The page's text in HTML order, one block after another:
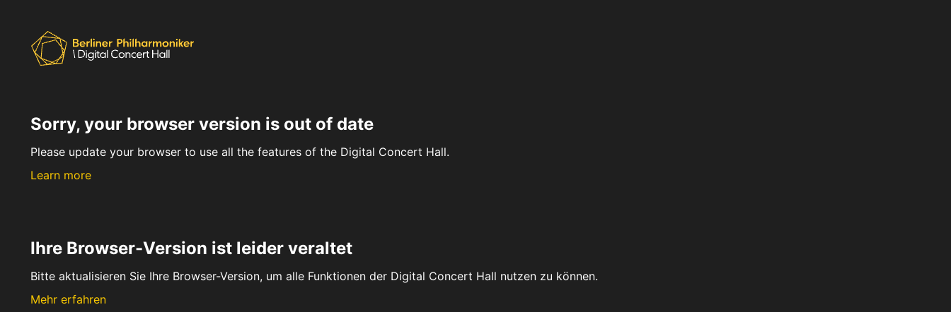
Sorry, your browser version is out of date
Please update your browser to use all the features of the Digital Concert Hall.
Learn more
Ihre Browser-Version ist leider veraltet
Bitte aktualisieren Sie Ihre Browser-Version, um alle Funktionen der Digital Concert Hall nutzen zu können.
Mehr erfahren